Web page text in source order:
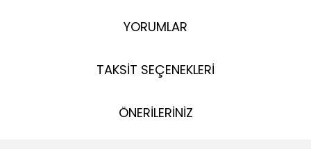
YORUMLAR
TAKSİT SEÇENEKLERİ
ÖNERİLERİNİZ